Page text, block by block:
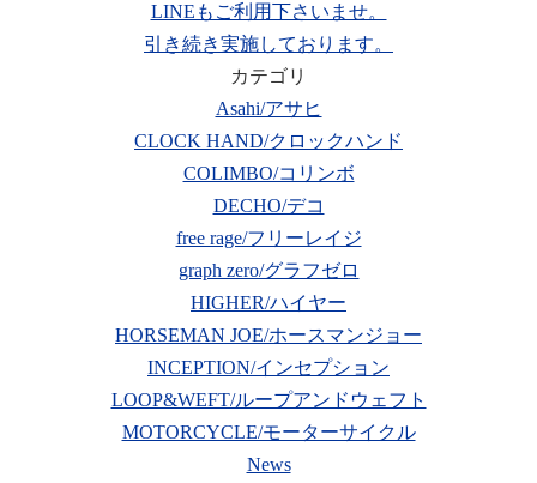
LINEもご利用下さいませ。
引き続き実施しております。
カテゴリ
Asahi/アサヒ
CLOCK HAND/クロックハンド
COLIMBO/コリンボ
DECHO/デコ
free rage/フリーレイジ
graph zero/グラフゼロ
HIGHER/ハイヤー
HORSEMAN JOE/ホースマンジョー
INCEPTION/インセプション
LOOP&WEFT/ループアンドウェフト
MOTORCYCLE/モーターサイクル
News